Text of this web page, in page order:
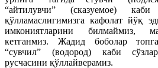
“айтилувчи” (сказуемое)
қўлламаслигимизга кафолат йўқ
имкониятларини билмаймиз,
кетганмиз. Жадид боболар
“сувчил” (водород) каби
русчасини қўллайверамиз.